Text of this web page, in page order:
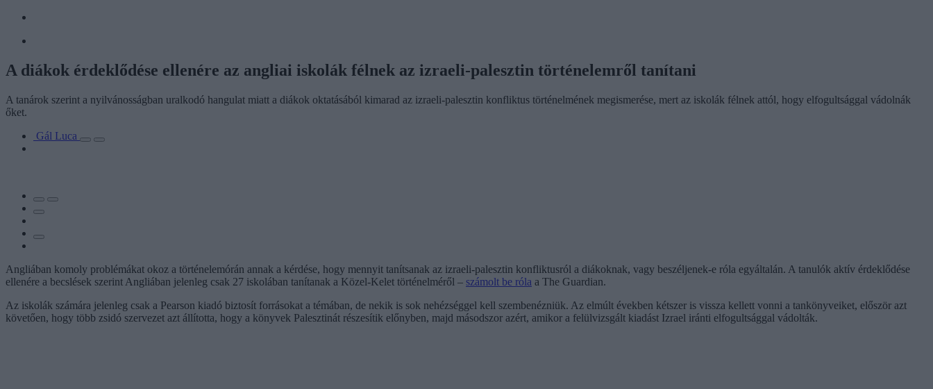
A diákok érdeklődése ellenére az angliai iskolák félnek az izraeli-palesztin történelemről tanítani
A tanárok szerint a nyilvánosságban uralkodó hangulat miatt a diákok oktatásából kimarad az izraeli-palesztin konfliktus történelmének megismerése, mert az iskolák félnek attól, hogy elfogultsággal vádolnák
őket.
Gál Luca
Angliában komoly problémákat okoz a történelemórán annak a kérdése, hogy mennyit tanítsanak az izraeli-palesztin konfliktusról a diákoknak, vagy beszéljenek-e róla egyáltalán. A tanulók aktív érdeklődése
ellenére a becslések szerint Angliában jelenleg csak 27 iskolában tanítanak a Közel-Kelet történelméről – számolt be róla a The Guardian.
Az iskolák számára jelenleg csak a Pearson kiadó biztosít forrásokat a témában, de nekik is sok nehézséggel kell szembenézniük. Az elmúlt években kétszer is vissza kellett vonni a tankönyveiket, először azt
követően, hogy több zsidó szervezet azt állította, hogy a könyvek Palesztinát részesítik előnyben, majd másodszor azért, amikor a felülvizsgált kiadást Izrael iránti elfogultsággal vádolták.